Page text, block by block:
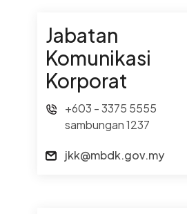
Jabatan
Komunikasi
Korporat
+603 - 3375 5555
sambungan 1237
jkk@mbdk.gov.my